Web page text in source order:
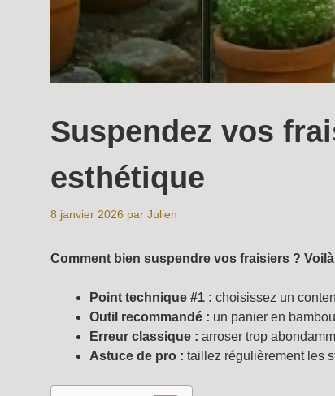
Suspendez vos
esthétique
8 janvier 2026 par Julien
Comment bien suspendre vos fraisiers ?
Point technique #1 : choisissez un
Outil recommandé : un panier en
Erreur classique : arroser trop
Astuce de pro : taillez régulièrement les